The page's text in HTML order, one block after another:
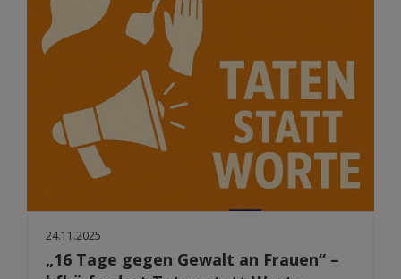
24.11.2025
„16 Tage gegen Gewalt an Frauen“ –